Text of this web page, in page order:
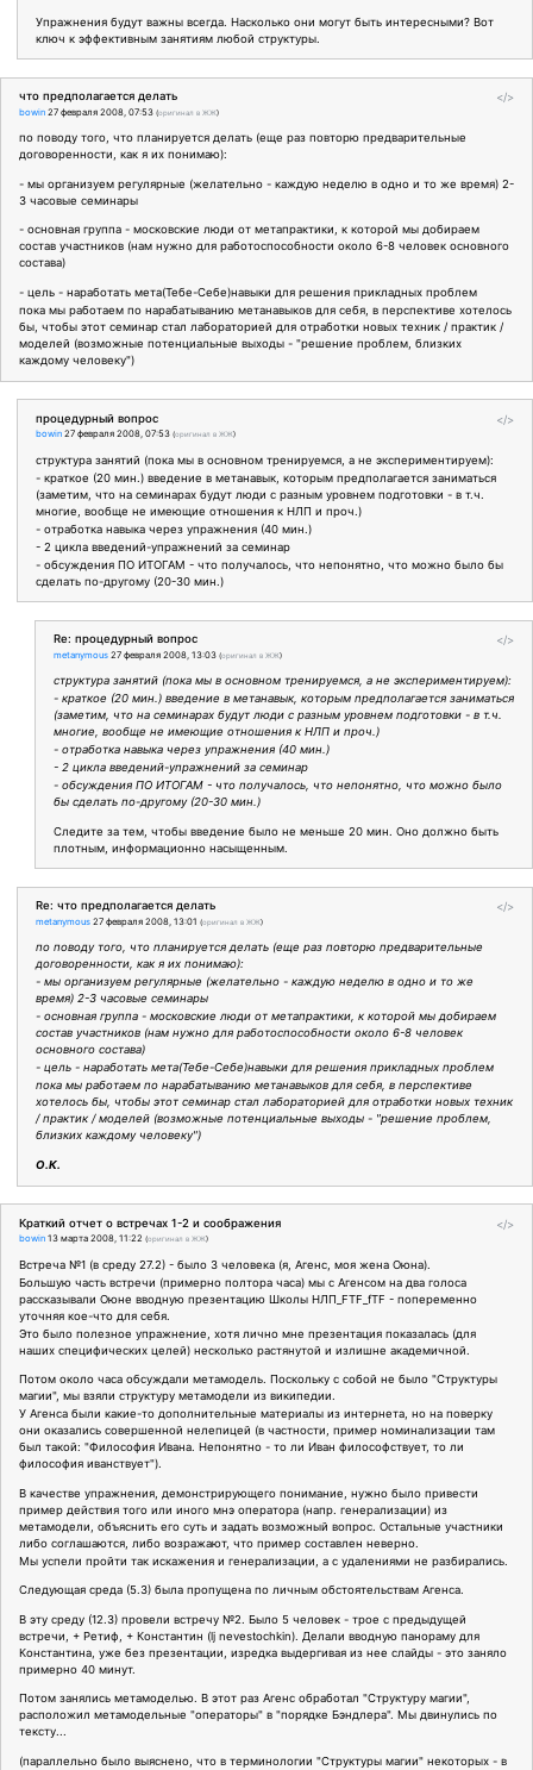
Упражнения будут важны всегда. Насколько они могут быть интересными? Вот
ключ к эффективным занятиям любой структуры.
</>
что предполагается делать
bowin 27 февраля 2008, 07:53 (оригинал в ЖЖ)
по поводу того, что планируется делать (еще раз повторю предварительные
договоренности, как я их понимаю):
- мы организуем регулярные (желательно - каждую неделю в одно и то же время) 2-
3 часовые семинары
- основная группа - московские люди от метапрактики, к которой мы добираем
состав участников (нам нужно для работоспособности около 6-8 человек основного
состава)
- цель - наработать мета(Тебе-Себе)навыки для решения прикладных проблем
пока мы работаем по нарабатыванию метанавыков для себя, в перспективе хотелось
бы, чтобы этот семинар стал лабораторией для отработки новых техник / практик /
моделей (возможные потенциальные выходы - "решение проблем, близких
каждому человеку")
</>
процедурный вопрос
bowin 27 февраля 2008, 07:53 (оригинал в ЖЖ)
структура занятий (пока мы в основном тренируемся, а не экспериментируем):
- краткое (20 мин.) введение в метанавык, которым предполагается заниматься
(заметим, что на семинарах будут люди с разным уровнем подготовки - в т.ч.
многие, вообще не имеющие отношения к НЛП и проч.)
- отработка навыка через упражнения (40 мин.)
- 2 цикла введений-упражнений за семинар
- обсуждения ПО ИТОГАМ - что получалось, что непонятно, что можно было бы
сделать по-другому (20-30 мин.)
</>
Re: процедурный вопрос
metanymous 27 февраля 2008, 13:03 (оригинал в ЖЖ)
структура занятий (пока мы в основном тренируемся, а не экспериментируем):
- краткое (20 мин.) введение в метанавык, которым предполагается заниматься
(заметим, что на семинарах будут люди с разным уровнем подготовки - в т.ч.
многие, вообще не имеющие отношения к НЛП и проч.)
- отработка навыка через упражнения (40 мин.)
- 2 цикла введений-упражнений за семинар
- обсуждения ПО ИТОГАМ - что получалось, что непонятно, что можно было
бы сделать по-другому (20-30 мин.)
Следите за тем, чтобы введение было не меньше 20 мин. Оно должно быть
плотным, информационно насыщенным.
</>
Re: что предполагается делать
metanymous 27 февраля 2008, 13:01 (оригинал в ЖЖ)
по поводу того, что планируется делать (еще раз повторю предварительные
договоренности, как я их понимаю):
- мы организуем регулярные (желательно - каждую неделю в одно и то же
время) 2-3 часовые семинары
- основная группа - московские люди от метапрактики, к которой мы добираем
состав участников (нам нужно для работоспособности около 6-8 человек
основного состава)
- цель - наработать мета(Тебе-Себе)навыки для решения прикладных проблем
пока мы работаем по нарабатыванию метанавыков для себя, в перспективе
хотелось бы, чтобы этот семинар стал лабораторией для отработки новых техник
/ практик / моделей (возможные потенциальные выходы - "решение проблем,
близких каждому человеку")
О.К.
</>
Краткий отчет о встречах 1-2 и соображения
bowin 13 марта 2008, 11:22 (оригинал в ЖЖ)
Встреча №1 (в среду 27.2) - было 3 человека (я, Агенс, моя жена Оюна).
Большую часть встречи (примерно полтора часа) мы с Агенсом на два голоса
рассказывали Оюне вводную презентацию Школы НЛП_FTF_fTF - попеременно
уточняя кое-что для себя.
Это было полезное упражнение, хотя лично мне презентация показалась (для
наших специфических целей) несколько растянутой и излишне академичной.
Потом около часа обсуждали метамодель. Поскольку с собой не было "Структуры
магии", мы взяли структуру метамодели из википедии.
У Агенса были какие-то дополнительные материалы из интернета, но на поверку
они оказались совершенной нелепицей (в частности, пример номинализации там
был такой: "Философия Ивана. Непонятно - то ли Иван философствует, то ли
философия иванствует").
В качестве упражнения, демонстрирующего понимание, нужно было привести
пример действия того или иного мнэ оператора (напр. генерализации) из
метамодели, объяснить его суть и задать возможный вопрос. Остальные участники
либо соглашаются, либо возражают, что пример составлен неверно.
Мы успели пройти так искажения и генерализации, а с удалениями не разбирались.
Следующая среда (5.3) была пропущена по личным обстоятельствам Агенса.
В эту среду (12.3) провели встречу №2. Было 5 человек - трое с предыдущей
встречи, + Ретиф, + Константин (lj nevestochkin). Делали вводную панораму для
Константина, уже без презентации, изредка выдергивая из нее слайды - это заняло
примерно 40 минут.
Потом занялись метамоделью. В этот раз Агенс обработал "Структуру магии",
расположил метамодельные "операторы" в "порядке Бэндлера". Мы двинулись по
тексту...
(параллельно было выяснено, что в терминологии "Структуры магии" некоторых - в